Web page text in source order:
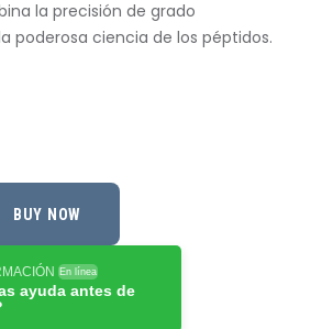
la precisión de grado
poderosa ciencia de los péptidos.
BUY NOW
En línea
ayuda antes de